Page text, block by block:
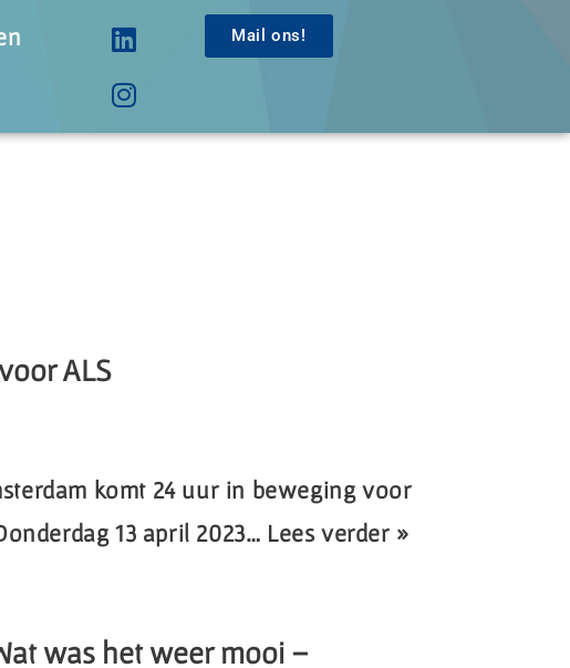
Mail ons!
ALS
komt 24 uur in beweging voor
13 april 2023… Lees verder »
was het weer mooi –